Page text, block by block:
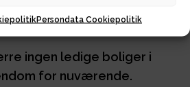
Persondata Cookiepolitik
ingen ledige boliger i
for nuværende.